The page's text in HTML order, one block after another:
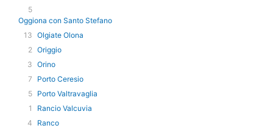
5
Oggiona con Santo Stefano
13 Olgiate Olona
2 Origgio
3 Orino
7
Porto Ceresio
5 Porto Valtravaglia
1
Rancio Valcuvia
4
Ranco